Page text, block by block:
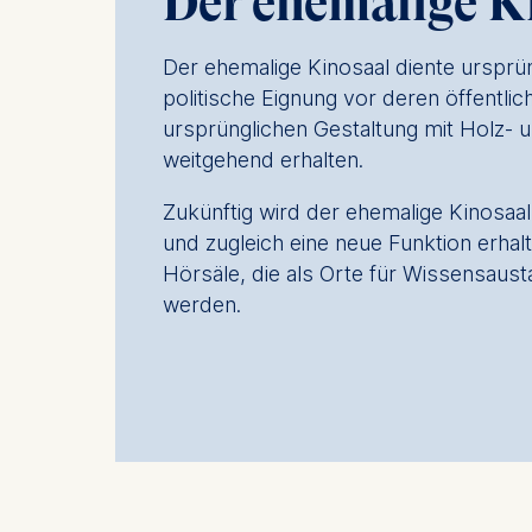
Der ehemalige Kinosaal diente
politische Eignung vor deren
ursprünglichen Gestaltung mit Holz-
weitgehend erhalten.
Zukünftig wird der ehemalige
und zugleich eine neue Funktion
Hörsäle, die als Orte für
werden.
User
The
You may
be done
Marketing